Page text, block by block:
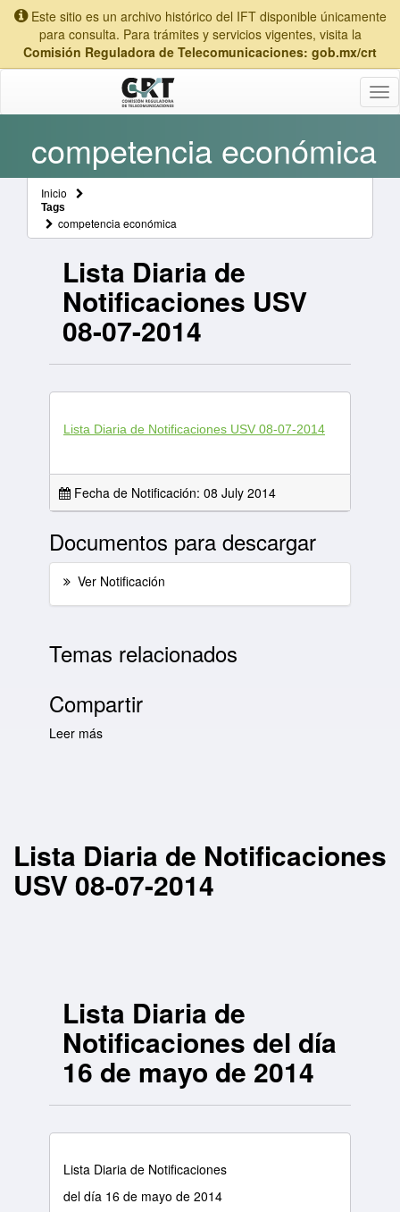
Este sitio es un archivo histórico del IFT disponible únicamente
para consulta. Para trámites y servicios vigentes, visita la
Comisión Reguladora de Telecomunicaciones: gob.mx/crt
competencia económica
Inicio
Tags
competencia económica
Lista Diaria de
Notificaciones USV
08-07-2014
Lista Diaria de Notificaciones USV 08-07-2014
Fecha de Notificación: 08 July 2014
Documentos para descargar
Ver Notificación
Temas relacionados
Compartir
Leer más
Lista Diaria de Notificaciones
USV 08-07-2014
Lista Diaria de
Notificaciones del día
16 de mayo de 2014
Lista Diaria de Notificaciones
del día 16 de mayo de 2014